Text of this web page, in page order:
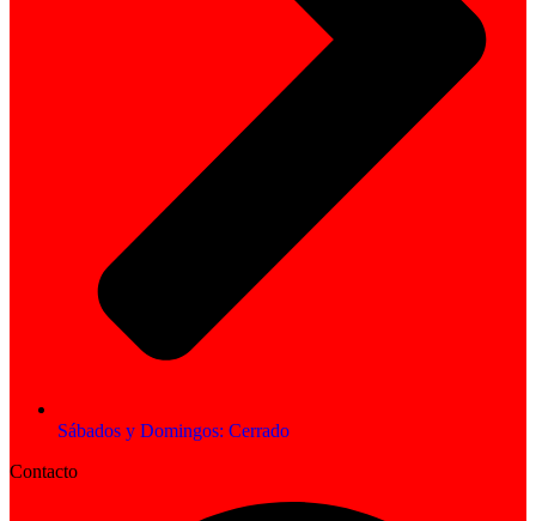
Sábados y Domingos: Cerrado
Contacto